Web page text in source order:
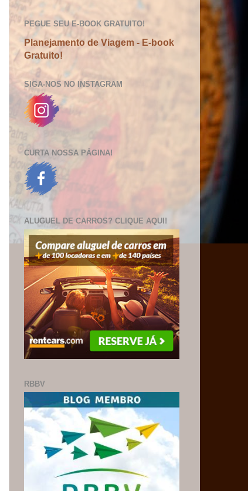
PEGUE SEU E-BOOK GRATUITO!
Planejamento de Viagem - E-book
Gratuito!
SIGA-NOS NO INSTAGRAM
CURTA NOSSA PÁGINA!
ALUGUEL DE CARROS? CLIQUE AQUI!
RBBV